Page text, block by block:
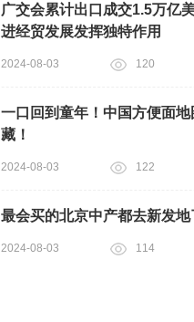
广交会累计出口成交1.5万亿
进经贸发展发挥独特作用
2024-08-03 120
一口回到童年！中国方便面地
藏！
2024-08-03 122
最会买的北京中产都去新发地
2024-08-03 114